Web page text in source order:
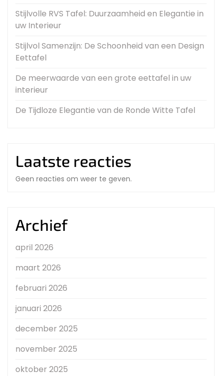
Stijlvolle RVS Tafel: Duurzaamheid en Elegantie in
uw Interieur
Stijlvol Samenzijn: De Schoonheid van een Design
Eettafel
De meerwaarde van een grote eettafel in uw
interieur
De Tijdloze Elegantie van de Ronde Witte Tafel
Laatste reacties
Geen reacties om weer te geven.
Archief
april 2026
maart 2026
februari 2026
januari 2026
december 2025
november 2025
oktober 2025